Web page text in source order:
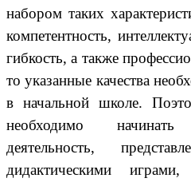
набором таких
компетентность,
гибкость, а также
то указанные качества
в начальной школе.
необходимо начинать
деятельность,
дидактическими играми,